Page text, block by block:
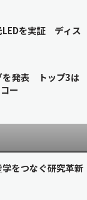
LEDを実証 ディス
を発表 トップ3は
ー
をつなぐ研究革新